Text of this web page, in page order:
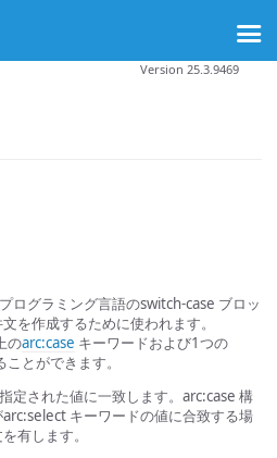
Version 25.3.9469
ログラミング言語のswitch-case ブロッ
を作成するために使われます。
のarc:case キーワードおよび1つの
とができます。
定された値に一致します。arc:case 構
キーワードの値に合致する場
有します。